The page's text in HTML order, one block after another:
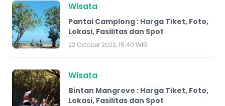
Wisata
Pantai Camplong : Harga Tiket, Foto,
Lokasi, Fasilitas dan Spot
22 Oktober 2022, 15:40 WIB
Wisata
Bintan Mangrove : Harga Tiket, Foto,
Lokasi, Fasilitas dan Spot